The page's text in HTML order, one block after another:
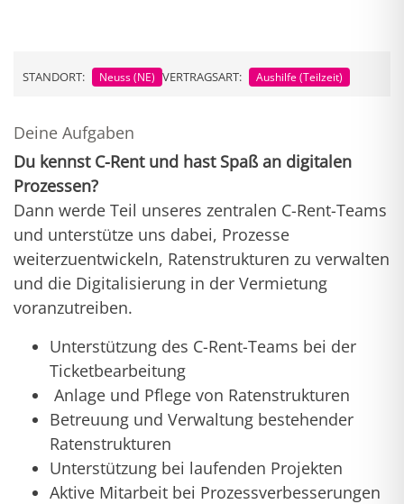
STANDORT: Neuss (NE) VERTRAGSART: Aushilfe (Teilzeit)
Deine Aufgaben
Du kennst C-Rent und hast Spaß an digitalen
Prozessen?
Dann werde Teil unseres zentralen C-Rent-Teams
und unterstütze uns dabei, Prozesse
weiterzuentwickeln, Ratenstrukturen zu verwalten
und die Digitalisierung in der Vermietung
voranzutreiben.
Unterstützung des C-Rent-Teams bei der
Ticketbearbeitung
Anlage und Pflege von Ratenstrukturen
Betreuung und Verwaltung bestehender
Ratenstrukturen
Unterstützung bei laufenden Projekten
Aktive Mitarbeit bei Prozessverbesserungen